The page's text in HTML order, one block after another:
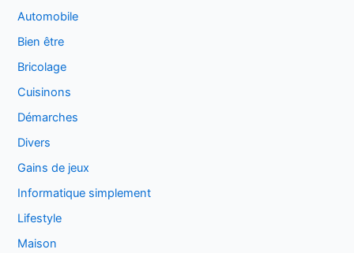
Automobile
Bien être
Bricolage
Cuisinons
Démarches
Divers
Gains de jeux
Informatique simplement
Lifestyle
Maison